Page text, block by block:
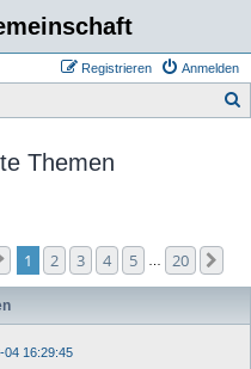
Anmelden
Registrieren
Themen
Seite von
1 2 3 4 5 20
04 16:29:45